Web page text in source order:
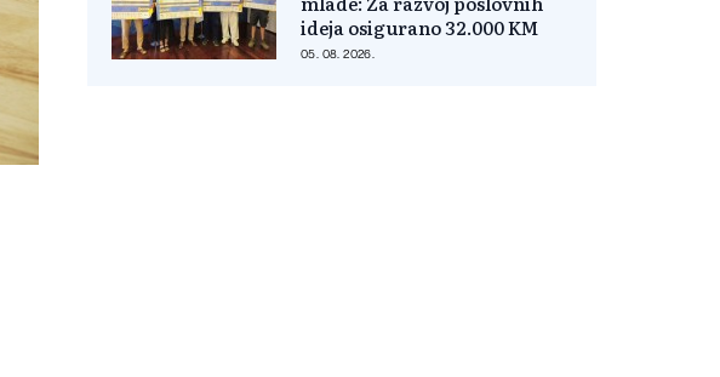
ideja osigurano 32.000 KM
05. 08. 2026.